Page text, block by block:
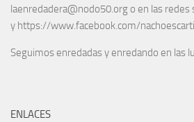
laenredadera@nodo50.org o en las redes
y https://www.facebook.com/
Seguimos enredadas y enredando en las
ENLACES